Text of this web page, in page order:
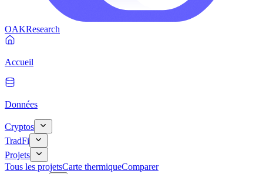
OAKResearch
Accueil
Données
Cryptos
TradFi
Projets
Tous les projetsCarte thermiqueComparer